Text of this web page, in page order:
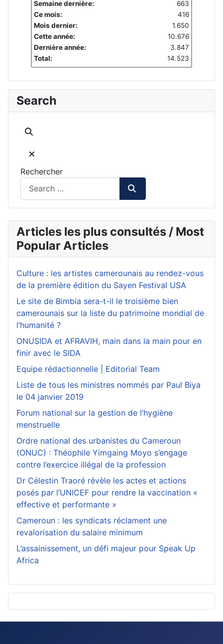
Semaine dernière:
663
Ce mois:
416
Mois dernier:
1.650
Cette année:
10.676
Dernière année:
3.847
Total:
14.523
Search
Rechercher
Articles les plus consultés / Most
Popular Articles
Culture : les artistes camerounais au rendez-vous
de la première édition du Sayen Festival USA
Le site de Bimbia sera-t-il le troisième bien
camerounais sur la liste du patrimoine mondial de
l’humanité ?
ONUSIDA et AFRAVIH, main dans la main pour en
finir avec le SIDA
Equipe rédactionnelle | Editorial Team
Liste de tous les ministres nommés par Paul Biya
le 04 janvier 2019
Forum national sur la gestion de l’hygiène
menstruelle
Ordre national des urbanistes du Cameroun
(ONUC) : Théophile Yimgaing Moyo s’engage
contre l’exercice illégal de la profession
Dr Célestin Traoré révèle les actes et actions
posés par l’UNICEF pour rendre la vaccination «
effective et performante »
Cameroun : les syndicats réclament une
revalorisation du salaire minimum
L’assainissement, un défi majeur pour Speak Up
Africa